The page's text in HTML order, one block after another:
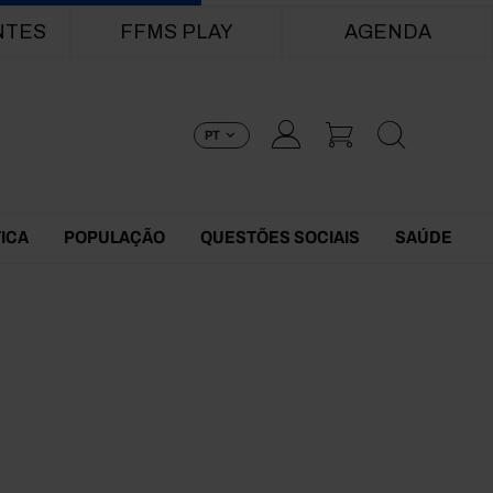
FFMS PLAY AGENDA
PT
POPULAÇÃO QUESTÕES SOCIAIS SAÚDE